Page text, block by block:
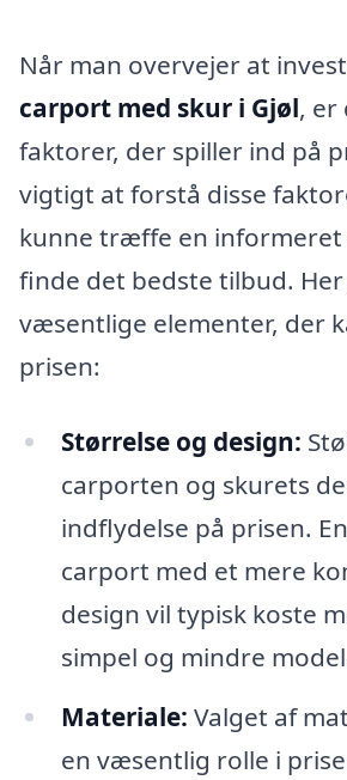
Når man overvejer at
carport med skur i Gjøl, er
faktorer, der spiller ind på
vigtigt at forstå disse
kunne træffe en informeret
finde det bedste tilbud.
væsentlige elementer, der
prisen:
Størrelse og design:
carporten og skurets
indflydelse på prisen.
carport med et mere
design vil typisk koste
simpel og mindre
Materiale: Valget af
en væsentlig rolle i